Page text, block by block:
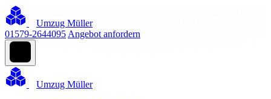
Umzug Müller
01579-2644095 Angebot anfordern
Umzug Müller